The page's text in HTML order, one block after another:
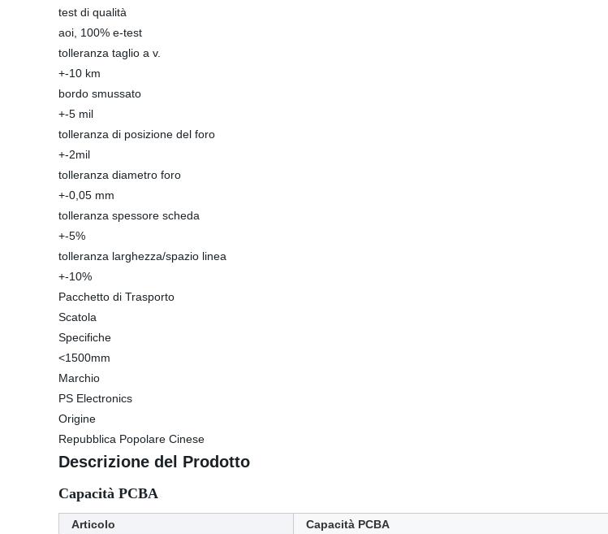
test di qualità
aoi, 100% e-test
tolleranza taglio a v.
+-10 km
bordo smussato
+-5 mil
tolleranza di posizione del foro
+-2mil
tolleranza diametro foro
+-0,05 mm
tolleranza spessore scheda
+-5%
tolleranza larghezza/spazio linea
+-10%
Pacchetto di Trasporto
Scatola
Specifiche
<1500mm
Marchio
PS Electronics
Origine
Repubblica Popolare Cinese
Descrizione del Prodotto
Capacità PCBA
Articolo
Capacità PCBA